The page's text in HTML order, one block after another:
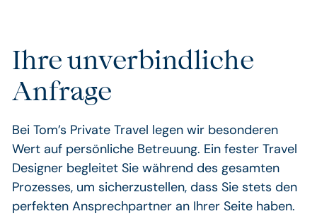
Ihre unverbindliche
Anfrage
Bei Tom’s Private Travel legen wir besonderen
Wert auf persönliche Betreuung. Ein fester Travel
Designer begleitet Sie während des gesamten
Prozesses, um sicherzustellen, dass Sie stets den
perfekten Ansprechpartner an Ihrer Seite haben.